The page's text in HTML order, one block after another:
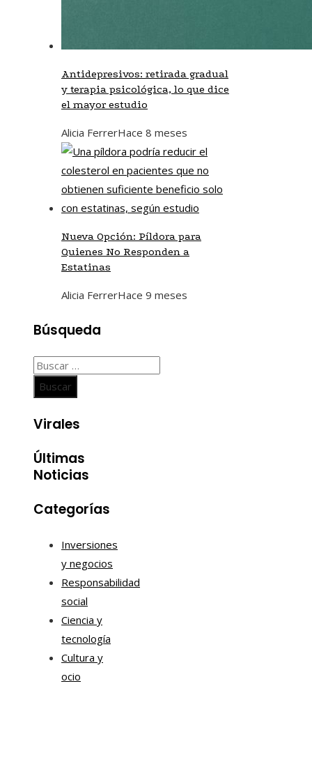
Antidepresivos: retirada gradual
y terapia psicológica, lo que dice
el mayor estudio
Alicia FerrerHace 8 meses
Nueva Opción: Píldora para
Quienes No Responden a
Estatinas
Alicia FerrerHace 9 meses
Búsqueda
Buscar:
Virales
Últimas
Noticias
Categorías
Inversiones
y negocios
Responsabilidad
social
Ciencia y
tecnología
Cultura y
ocio